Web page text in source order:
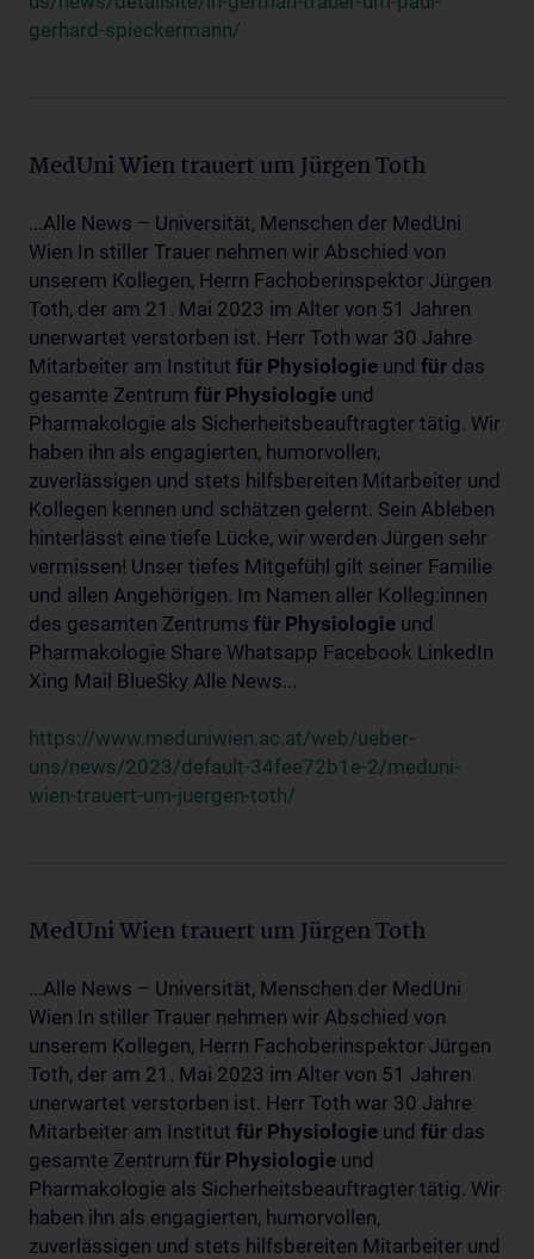
gerhard-spieckermann/
MedUni Wien trauert um Jürgen Toth
...Alle News – Universität, Menschen der MedUni
Wien In stiller Trauer nehmen wir Abschied von
unserem Kollegen, Herrn Fachoberinspektor Jürgen
Toth, der am 21. Mai 2023 im Alter von 51 Jahren
unerwartet verstorben ist. Herr Toth war 30 Jahre
Mitarbeiter am Institut für Physiologie und für das
gesamte Zentrum für Physiologie und
Pharmakologie als Sicherheitsbeauftragter tätig. Wir
haben ihn als engagierten, humorvollen,
zuverlässigen und stets hilfsbereiten Mitarbeiter und
Kollegen kennen und schätzen gelernt. Sein Ableben
hinterlässt eine tiefe Lücke, wir werden Jürgen sehr
vermissen! Unser tiefes Mitgefühl gilt seiner Familie
und allen Angehörigen. Im Namen aller Kolleg:innen
des gesamten Zentrums für Physiologie und
Pharmakologie Share Whatsapp Facebook LinkedIn
Xing Mail BlueSky Alle News...
https://www.meduniwien.ac.at/web/ueber-
uns/news/2023/default-34fee72b1e-2/meduni-
wien-trauert-um-juergen-toth/
MedUni Wien trauert um Jürgen Toth
...Alle News – Universität, Menschen der MedUni
Wien In stiller Trauer nehmen wir Abschied von
unserem Kollegen, Herrn Fachoberinspektor Jürgen
Toth, der am 21. Mai 2023 im Alter von 51 Jahren
unerwartet verstorben ist. Herr Toth war 30 Jahre
Mitarbeiter am Institut für Physiologie und für das
gesamte Zentrum für Physiologie und
Pharmakologie als Sicherheitsbeauftragter tätig. Wir
haben ihn als engagierten, humorvollen,
zuverlässigen und stets hilfsbereiten Mitarbeiter und